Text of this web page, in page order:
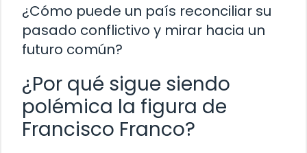
¿Cómo puede un país reconciliar su
pasado conflictivo y mirar hacia un
futuro común?
¿Por qué sigue siendo
polémica la figura de
Francisco Franco?